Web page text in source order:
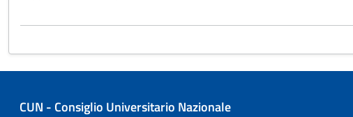
CUN - Consiglio Universitario Nazionale